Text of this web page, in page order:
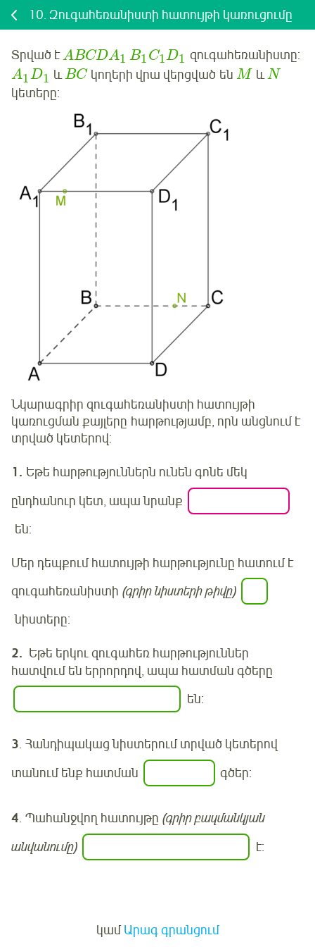
10. Զուգահեռանիստի հատույթի կառուցումը
Տրված էABCDA1 B1 C1D1 զուգահեռանիստը:
A1D1 ևBCկողերի վրա վերցված են M ևN
կետերը:
Նկարագրիր զուգահեռանիստի հատույթի
կառուցման քայլերը հարթությամբ, որն անցնում է
տրված կետերով:
1. Եթե հարթություններն ունեն գոնե մեկ
ընդհանուր կետ, ապա նրանք
են:
Մեր դեպքում հատույթի հարթությունը հատում է
զուգահեռանիստի (գրիր նիստերի թիվը)
նիստերը:
2. Եթե երկու զուգահեռ հարթություններ
հատվում են երրորդով, ապա հատման գծերը
են:
3. Հանդիպակաց նիստերում տրված կետերով
տանում ենք հատման
գծեր:
4. Պահանջվող հատույթը (գրիր բազմանկյան
անվանումը)
է:
կամԱրագ գրանցում